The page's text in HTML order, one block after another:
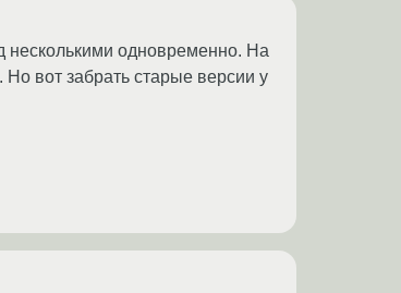
несколькими одновременно. На
вот забрать старые версии у